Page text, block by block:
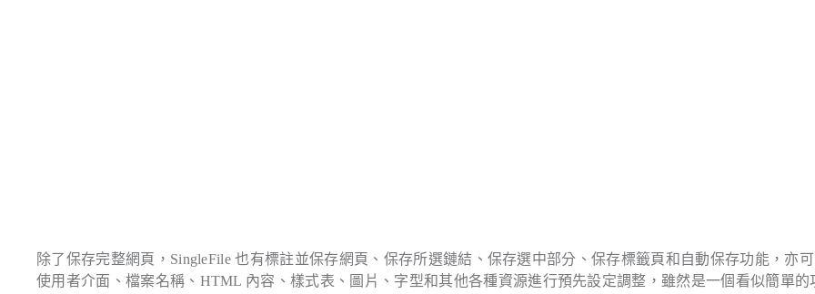
除了保存完整網頁，SingleFile 也有標註並保存網頁、保存所選鏈結、保存選中部分、保存標籤頁和自動保存功能，亦
使用者介面、檔案名稱、HTML 內容、樣式表、圖片、字型和其他各種資源進行預先設定調整，雖然是一個看似簡單的